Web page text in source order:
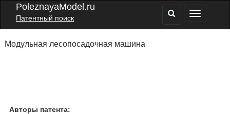
PoleznayaModel.ru
Патентный поиск
Модульная лесопосадочная машина
Авторы патента: